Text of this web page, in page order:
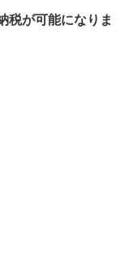
税が可能になりま